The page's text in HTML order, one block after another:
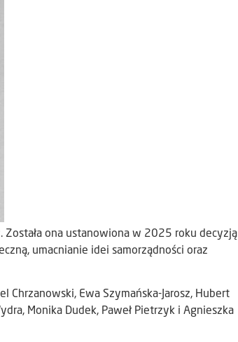
Została ona ustanowiona w 2025 roku decyzją
umacnianie idei samorządności oraz
Chrzanowski, Ewa Szymańska-Jarosz, Hubert
Monika Dudek, Paweł Pietrzyk i Agnieszka